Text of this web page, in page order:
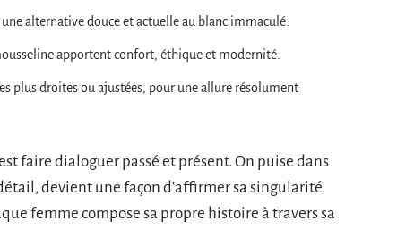
alternative douce et actuelle au blanc immaculé.
apportent confort, éthique et modernité.
plus droites ou ajustées, pour une allure résolument
faire dialoguer passé et présent. On puise dans
devient une façon d’affirmer sa singularité.
femme compose sa propre histoire à travers sa